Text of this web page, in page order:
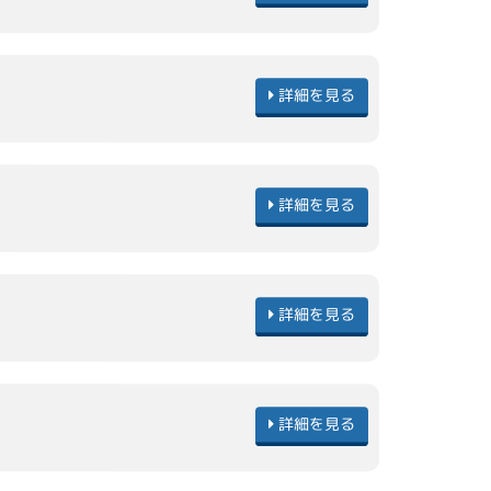
詳細を見る
詳細を見る
詳細を見る
詳細を見る